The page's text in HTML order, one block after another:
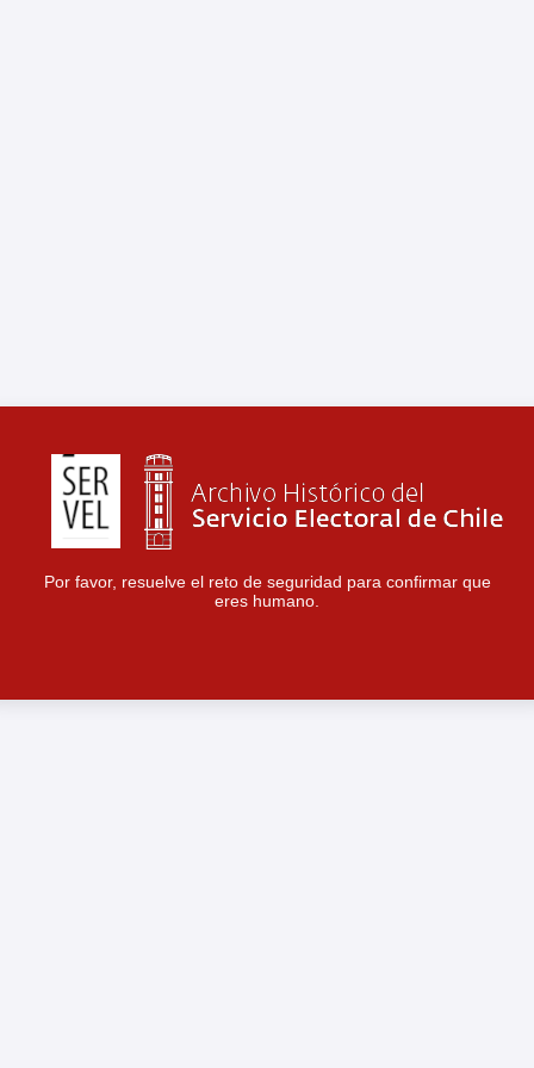
Por favor, resuelve el reto de seguridad para confirmar que
eres humano.